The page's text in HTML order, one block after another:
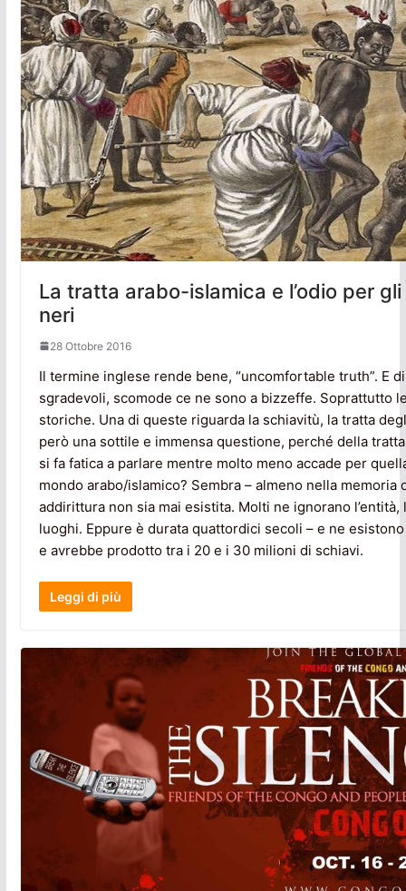
La tratta arabo-islamica e l’odio per
neri
28 Ottobre 2016
Il termine inglese rende bene, “uncomfortable truth”. E
sgradevoli, scomode ce ne sono a bizzeffe. Soprattutto
storiche. Una di queste riguarda la schiavitù, la tratta
però una sottile e immensa questione, perché della
si fa fatica a parlare mentre molto meno accade per
mondo arabo/islamico? Sembra – almeno nella memoria
addirittura non sia mai esistita. Molti ne ignorano l’entità,
luoghi. Eppure è durata quattordici secoli – e ne
e avrebbe prodotto tra i 20 e i 30 milioni di schiavi.
Leggi di più